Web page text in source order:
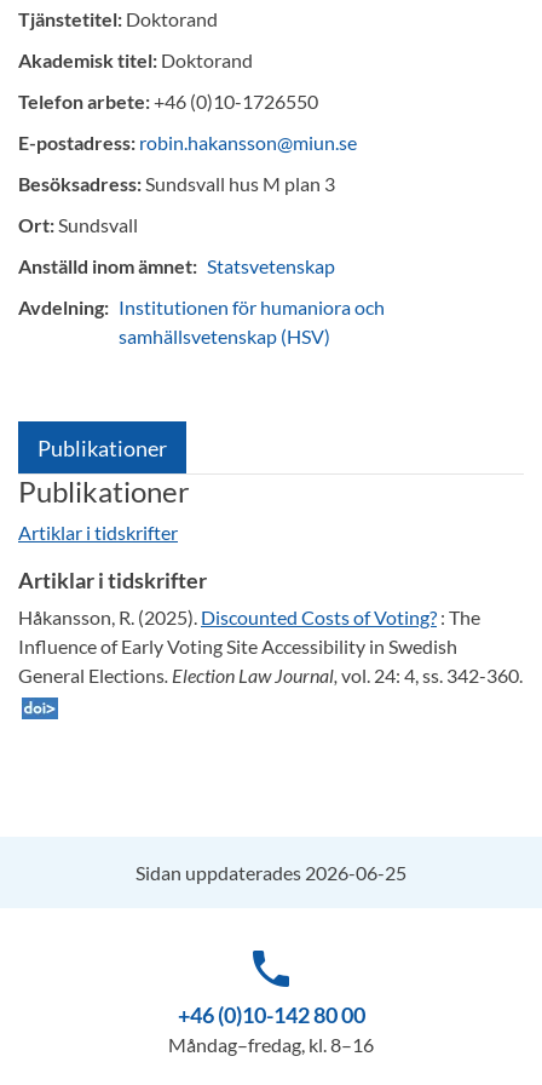
Tjänstetitel: Doktorand
Akademisk titel: Doktorand
Telefon arbete:+46 (0)10-1726550
E-postadress: robin.hakansson@miun.se
Besöksadress:Sundsvall hus M plan 3
Ort:Sundsvall
Anställd inom ämnet: Statsvetenskap
Avdelning: Institutionen för humaniora och
samhällsvetenskap (HSV)
Publikationer
Publikationer
Artiklar i tidskrifter
Artiklar i tidskrifter
Håkansson, R. (2025). Discounted Costs of Voting? : The
Influence of Early Voting Site Accessibility in Swedish
General Elections. Election Law Journal, vol. 24: 4, ss. 342-360.
Sidan uppdaterades 2026-06-25
phone
+46 (0)10-142 80 00
Måndag–fredag, kl. 8–16